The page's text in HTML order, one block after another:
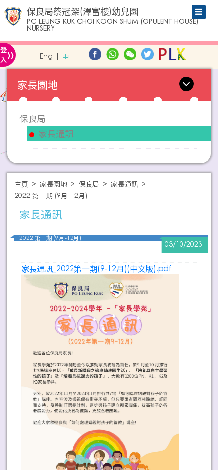
保良局蔡冠深(澤富樓)幼兒園
PO LEUNG KUK CHOI KOON SHUM (OPULENT HOUSE)
NURSERY
登
入» Eng 中
家長園地
保良局
家長通訊
主頁 家長園地 保良局
家長通訊
2022 第一期 (9月-12月)
家長通訊
2022 第一期 (9月-12月)
03/10/2023
家長通訊_2022第一期(9-12月)(中文版).pdf